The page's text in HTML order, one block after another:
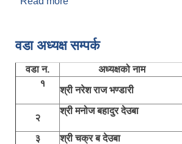
वडा अध्यक्ष सम्पर्क
वडा न. अध्यक्षको नाम
१
श्री नरेश राज भण्डारी
२
श्री मनोज बहादुर देउबा
३
श्री चक्र ब देउबा